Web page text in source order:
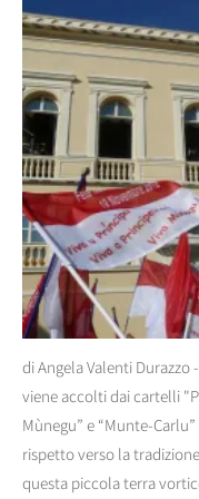
di Angela Valenti
viene accolti dai cartelli
Mùnegu” e “Munte-
rispetto verso la
questa piccola terra